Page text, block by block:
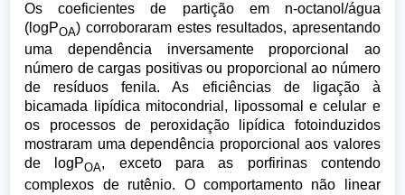
Os coeficientes de partição em n-octanol/água
(logPOA) corroboraram estes resultados, apresentando
uma dependência inversamente proporcional ao
número de cargas positivas ou proporcional ao número
de resíduos fenila. As eficiências de ligação à
bicamada lipídica mitocondrial, lipossomal e celular e
os processos de peroxidação lipídica fotoinduzidos
mostraram uma dependência proporcional aos valores
de logPOA, exceto para as porfirinas contendo
complexos de rutênio. O comportamento não linear